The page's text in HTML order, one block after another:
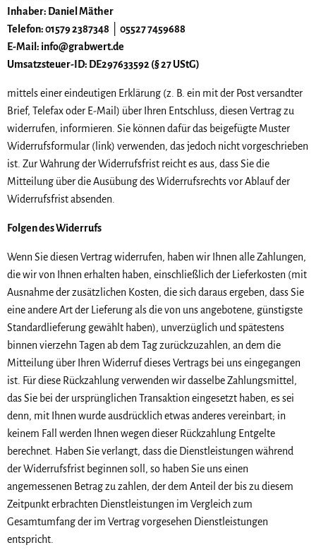
Inhaber: Daniel Mäther
Telefon: 01579 2387348 │ 05527 7459688
E-Mail: info@grabwert.de
Umsatzsteuer-ID: DE297633592 (§ 27 UStG)
mittels einer eindeutigen Erklärung (z. B. ein mit der Post versandter
Brief, Telefax oder E-Mail) über Ihren Entschluss, diesen Vertrag zu
widerrufen, informieren. Sie können dafür das beigefügte Muster
Widerrufsformular (link) verwenden, das jedoch nicht vorgeschrieben
ist. Zur Wahrung der Widerrufsfrist reicht es aus, dass Sie die
Mitteilung über die Ausübung des Widerrufsrechts vor Ablauf der
Widerrufsfrist absenden.
Folgen des Widerrufs
Wenn Sie diesen Vertrag widerrufen, haben wir Ihnen alle Zahlungen,
die wir von Ihnen erhalten haben, einschließlich der Lieferkosten (mit
Ausnahme der zusätzlichen Kosten, die sich daraus ergeben, dass Sie
eine andere Art der Lieferung als die von uns angebotene, günstigste
Standardlieferung gewählt haben), unverzüglich und spätestens
binnen vierzehn Tagen ab dem Tag zurückzuzahlen, an dem die
Mitteilung über Ihren Widerruf dieses Vertrags bei uns eingegangen
ist. Für diese Rückzahlung verwenden wir dasselbe Zahlungsmittel,
das Sie bei der ursprünglichen Transaktion eingesetzt haben, es sei
denn, mit Ihnen wurde ausdrücklich etwas anderes vereinbart; in
keinem Fall werden Ihnen wegen dieser Rückzahlung Entgelte
berechnet. Haben Sie verlangt, dass die Dienstleistungen während
der Widerrufsfrist beginnen soll, so haben Sie uns einen
angemessenen Betrag zu zahlen, der dem Anteil der bis zu diesem
Zeitpunkt erbrachten Dienstleistungen im Vergleich zum
Gesamtumfang der im Vertrag vorgesehen Dienstleistungen
entspricht.